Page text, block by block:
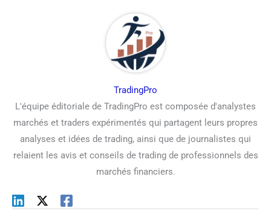
TradingPro
L'équipe éditoriale de TradingPro est composée d'analystes
marchés et traders expérimentés qui partagent leurs propres
analyses et idées de trading, ainsi que de journalistes qui
relaient les avis et conseils de trading de professionnels des
marchés financiers.